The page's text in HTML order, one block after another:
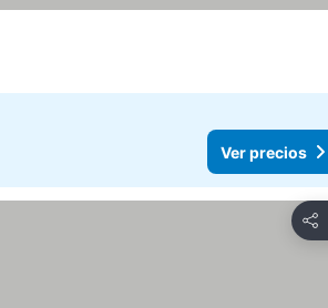
Ver precios